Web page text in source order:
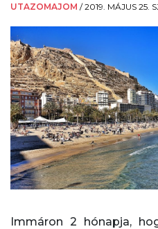
UTAZOMAJOM /2019. MÁJUS 25.
Immáron 2 hónapja,